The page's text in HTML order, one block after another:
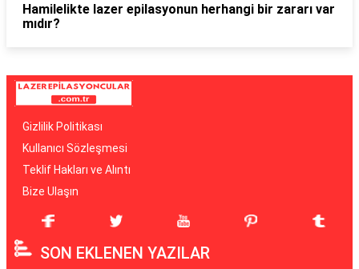
Hamilelikte lazer epilasyonun herhangi bir zararı var
mıdır?
Gizlilik Politikası
Kullanıcı Sözleşmesi
Teklif Hakları ve Alıntı
Bize Ulaşın
SON EKLENEN YAZILAR